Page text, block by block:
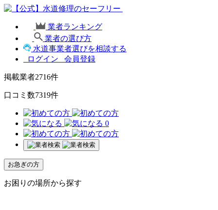
業者ランキング
業者の選び方
水道事業者選びを相談する
ログイン
会員登録
掲載業者2716件
口コミ数7319件
0
お急ぎの方
お困りの場所から探す